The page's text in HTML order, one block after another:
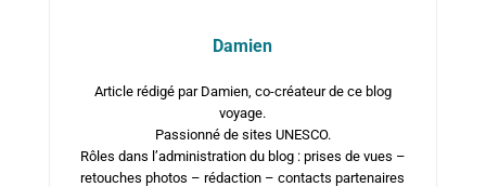
Damien
Article rédigé par Damien, co-créateur de ce blog
voyage.
Passionné de sites UNESCO.
Rôles dans l’administration du blog : prises de vues –
retouches photos – rédaction – contacts partenaires